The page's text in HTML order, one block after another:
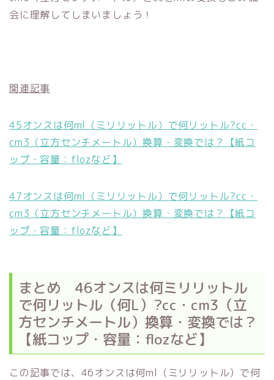
会に理解してしまいましょう！
関連記事
45オンスは何ml（ミリリットル）で何リットル?cc・
cm3（立方センチメートル）換算・変換では？【紙コ
ップ・容量：flozなど】
47オンスは何ml（ミリリットル）で何リットル?cc・
cm3（立方センチメートル）換算・変換では？【紙コ
ップ・容量：flozなど】
まとめ 46オンスは何ミリリットル
で何リットル（何L）?cc・cm3（立
方センチメートル）換算・変換では？
【紙コップ・容量：flozなど】
この記事では、46オンスは何ml（ミリリットル）で何